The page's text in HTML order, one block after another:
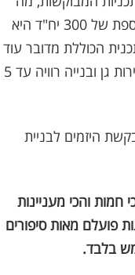
שאומר וקרוב לודאי שפרוייקט הבנייה למלונאות במשקפיים ייתקע לשנים ארוכות. תוספת של 300 יח"ד היא
בתכנית הכוללת מדובר עוד
על בניית כ-430 יח"ד מטיפוסי בניה שונים ומגוונים הכוללים מבנים דו משפחתיים, דירות גן ובנייה רוויה עד 5
היזמים לבניית
את החדשות הכי חמות והכי מעניינות
פועלם מאות סיפורים
בלבד.